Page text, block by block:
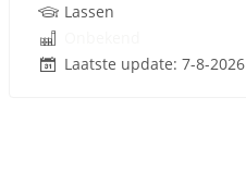
Lassen
Laatste update: 7-8-2026